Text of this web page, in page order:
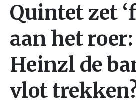
Quintet zet
aan het
Heinzl de
vlot